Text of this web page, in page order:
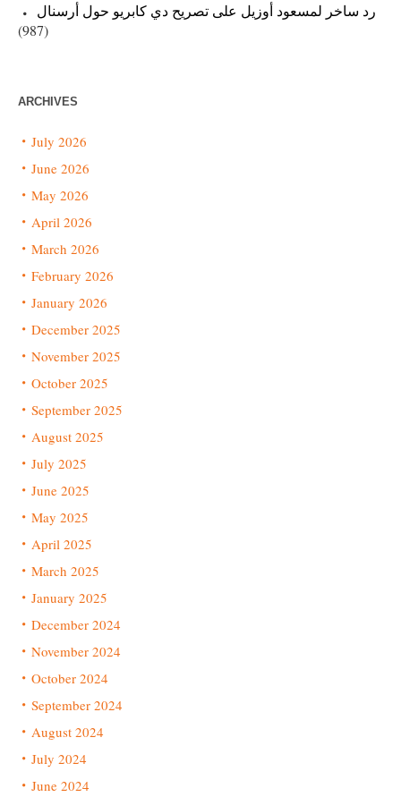
رد ساخر لمسعود أوزيل على تصريح دي كابريو حول أرسنال
(987)
ARCHIVES
July 2026
June 2026
May 2026
April 2026
March 2026
February 2026
January 2026
December 2025
November 2025
October 2025
September 2025
August 2025
July 2025
June 2025
May 2025
April 2025
March 2025
January 2025
December 2024
November 2024
October 2024
September 2024
August 2024
July 2024
June 2024